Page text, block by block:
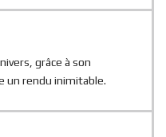
grâce à son
un rendu inimitable.